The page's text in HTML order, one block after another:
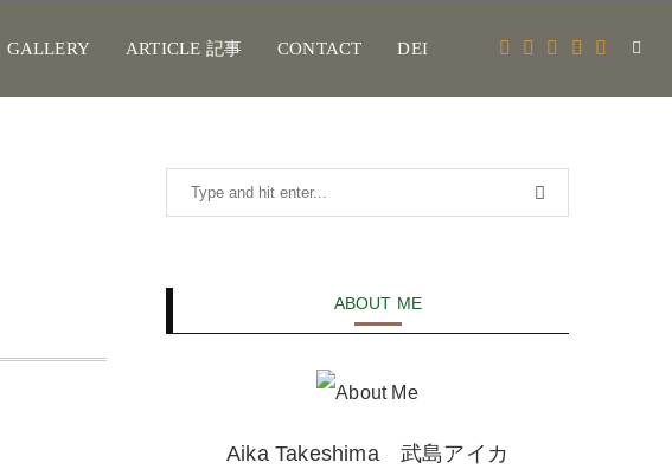
GALLERY ARTICLE 記事 CONTACT DEI
ABOUT ME
Aika Takeshima 武島アイカ